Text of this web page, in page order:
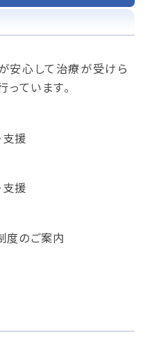
安心して治療が受けら
ています。
援
援
度のご案内